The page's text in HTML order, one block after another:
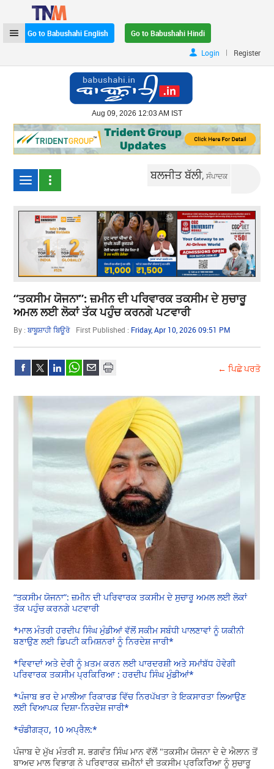
Go to Babushahi English
Go to Babushahi Hindi
Login
| Register
Aug 09, 2026 12:03 AM IST
ਬਲਜੀਤ ਬੱਲੀ,ਸੰਪਾਦਕ
“ਤਕਸੀਮ ਯੋਜਨਾ”: ਜ਼ਮੀਨ ਦੀ ਪਰਿਵਾਰਕ ਤਕਸੀਮ ਦੇ ਸੁਚਾਰੂ
ਅਮਲ ਲਈ ਲੋਕਾਂ ਤੱਕ ਪਹੁੰਚ ਕਰਨਗੇ ਪਟਵਾਰੀ
By :ਬਾਬੂਸ਼ਾਹੀ ਬਿਊਰੋ First Published : Friday, Apr 10, 2026 09:51 PM
← ਪਿਛੇ ਪਰਤੋ
“ਤਕਸੀਮ ਯੋਜਨਾ”: ਜ਼ਮੀਨ ਦੀ ਪਰਿਵਾਰਕ ਤਕਸੀਮ ਦੇ ਸੁਚਾਰੂ ਅਮਲ ਲਈ ਲੋਕਾਂ
ਤੱਕ ਪਹੁੰਚ ਕਰਨਗੇ ਪਟਵਾਰੀ
*ਮਾਲ ਮੰਤਰੀ ਹਰਦੀਪ ਸਿੰਘ ਮੁੰਡੀਆਂ ਵੱਲੋਂ ਸਕੀਮ ਸਬੰਧੀ ਪਾਲਣਾਵਾਂ ਨੂੰ ਯਕੀਨੀ
ਬਣਾਉਣ ਲਈ ਡਿਪਟੀ ਕਮਿਸ਼ਨਰਾਂ ਨੂੰ ਨਿਰਦੇਸ਼ ਜਾਰੀ*
*ਵਿਵਾਦਾਂ ਅਤੇ ਦੇਰੀ ਨੂੰ ਖ਼ਤਮ ਕਰਨ ਲਈ ਪਾਰਦਰਸ਼ੀ ਅਤੇ ਸਮਾਂਬੱਧ ਹੋਵੇਗੀ
ਪਰਿਵਾਰਕ ਤਕਸੀਮ ਪ੍ਰਕਿਰਿਆ : ਹਰਦੀਪ ਸਿੰਘ ਮੁੰਡੀਆਂ*
*ਪੰਜਾਬ ਭਰ ਦੇ ਮਾਲੀਆ ਰਿਕਾਰਡ ਵਿੱਚ ਨਿਰਪੱਖਤਾ ਤੇ ਇਕਸਾਰਤਾ ਲਿਆਉਣ
ਲਈ ਵਿਆਪਕ ਦਿਸ਼ਾ-ਨਿਰਦੇਸ਼ ਜਾਰੀ*
*ਚੰਡੀਗੜ੍ਹ, 10 ਅਪ੍ਰੈਲ:*
ਪੰਜਾਬ ਦੇ ਮੁੱਖ ਮੰਤਰੀ ਸ. ਭਗਵੰਤ ਸਿੰਘ ਮਾਨ ਵੱਲੋਂ "ਤਕਸੀਮ ਯੋਜਨਾ ਦੇ ਦੇ ਐਲਾਨ ਤੋਂ
ਬਾਅਦ ਮਾਲ ਵਿਭਾਗ ਨੇ ਪਰਿਵਾਰਕ ਜ਼ਮੀਨਾਂ ਦੀ ਤਕਸੀਮ ਪ੍ਰਕਿਰਿਆ ਨੂੰ ਸੁਚਾਰੂ